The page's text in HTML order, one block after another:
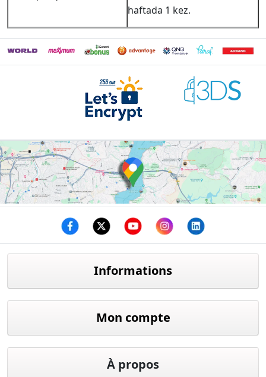
haftada 1 kez.
Informations
Mon compte
À propos